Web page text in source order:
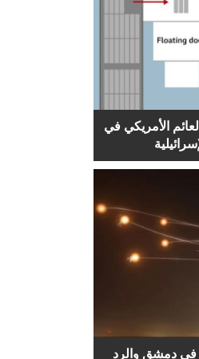
الأمريكي في
في دمشق والرد